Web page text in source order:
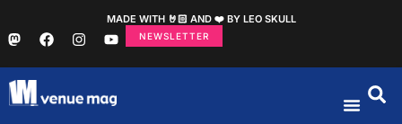
MADE WITH 🤘🏻 AND ❤️ BY LEO SKULL
NEWSLETTER